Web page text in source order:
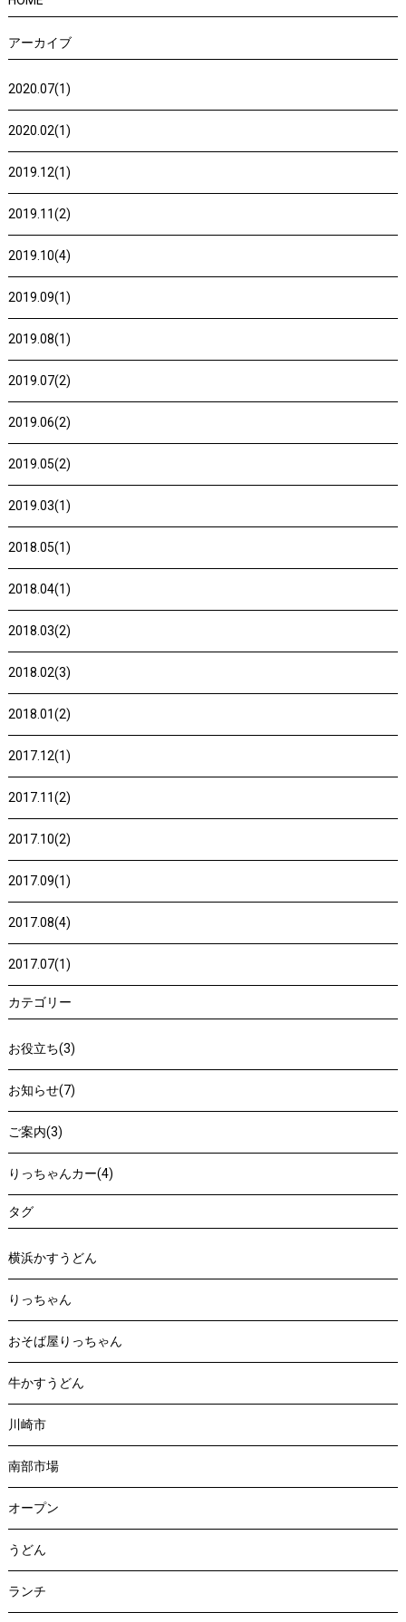
アーカイブ
2020.07(1)
2020.02(1)
2019.12(1)
2019.11(2)
2019.10(4)
2019.09(1)
2019.08(1)
2019.07(2)
2019.06(2)
2019.05(2)
2019.03(1)
2018.05(1)
2018.04(1)
2018.03(2)
2018.02(3)
2018.01(2)
2017.12(1)
2017.11(2)
2017.10(2)
2017.09(1)
2017.08(4)
2017.07(1)
カテゴリー
お役立ち(3)
お知らせ(7)
ご案内(3)
りっちゃんカー(4)
タグ
横浜かすうどん
りっちゃん
おそば屋りっちゃん
牛かすうどん
川崎市
南部市場
オープン
うどん
ランチ